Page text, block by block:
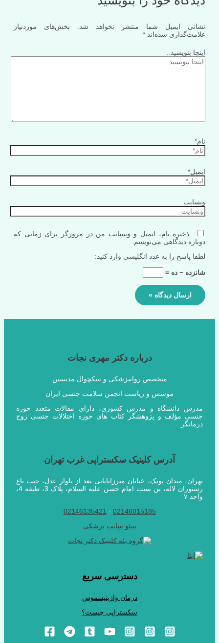
نشانی ایمیل شما منتشر نخواهد شد.
بخش‌های موردنیاز
علامت‌گذاری شده‌اند *
اینجا بنویسید..
نام*
ایمیل*
وبسایت
ذخیره نام، ایمیل و وبسایت من در مرورگر برای زمانی که
دوباره دیدگاهی می‌نویسم.
لطفا پاسخ را به عدد انگلیسی وارد کنید:
شانزده − ده =
درباره دکتر مهری نجات
متخصص روانپزشکی و سکچوال مدیسین
موسس و ریاست انجمن سلامت جنسی ایران
مدرس دانشگاه و مدرس کشوری، دارای مقالات متعدد حوزه
جنسی مؤلف و پژوهشگر کتاب های حوزه اختلالات جنسی زوج
درمانگر
آدرس کلینیک سکستراپی غرب تهران
تهران، میدان پونک، خیابان میرزابابایی بعد از بلوار عدل، جنب باغ
رستوران لاله، بن بست امام حسن علیه السلام، پلاک 3، طبقه 4،
واحد ۷
02146015185
-
02146135421
سئو سایت پزشکی
دسترسی سریع
درمان واژینیسموس
سکستراپی چیست؟